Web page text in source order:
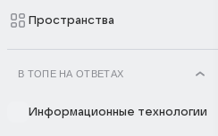
Пространства
В ТОПЕ НА ОТВЕТАХ
Информационные технологии